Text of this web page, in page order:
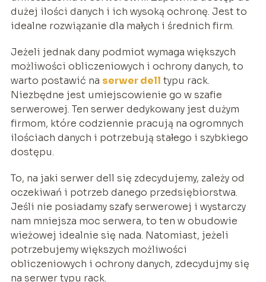
dużej ilości danych i ich wysoką ochronę. Jest to
idealne rozwiązanie dla małych i średnich firm.
Jeżeli jednak dany podmiot wymaga większych
możliwości obliczeniowych i ochrony danych, to
warto postawić na serwer dell typu rack.
Niezbędne jest umiejscowienie go w szafie
serwerowej. Ten serwer dedykowany jest dużym
firmom, które codziennie pracują na ogromnych
ilościach danych i potrzebują stałego i szybkiego
dostępu.
To, na jaki serwer dell się zdecydujemy, zależy od
oczekiwań i potrzeb danego przedsiębiorstwa.
Jeśli nie posiadamy szafy serwerowej i wystarczy
nam mniejsza moc serwera, to ten w obudowie
wieżowej idealnie się nada. Natomiast, jeżeli
potrzebujemy większych możliwości
obliczeniowych i ochrony danych, zdecydujmy się
na serwer typu rack.